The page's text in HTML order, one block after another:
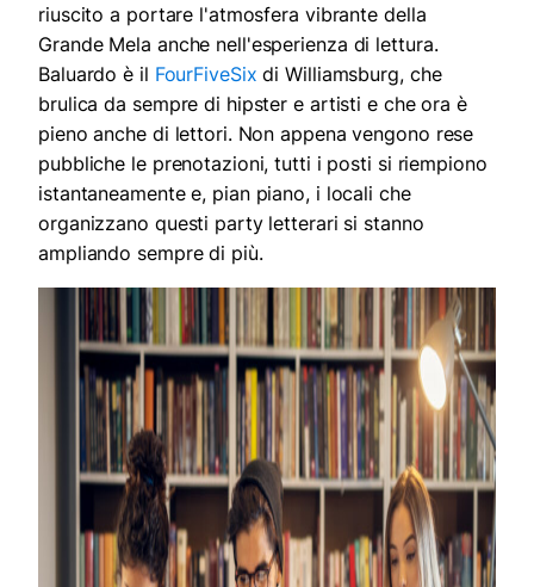
riuscito a portare l'atmosfera vibrante della
Grande Mela anche nell'esperienza di lettura.
Baluardo è il FourFiveSix di Williamsburg, che
brulica da sempre di hipster e artisti e che ora è
pieno anche di lettori. Non appena vengono rese
pubbliche le prenotazioni, tutti i posti si riempiono
istantaneamente e, pian piano, i locali che
organizzano questi party letterari si stanno
ampliando sempre di più.